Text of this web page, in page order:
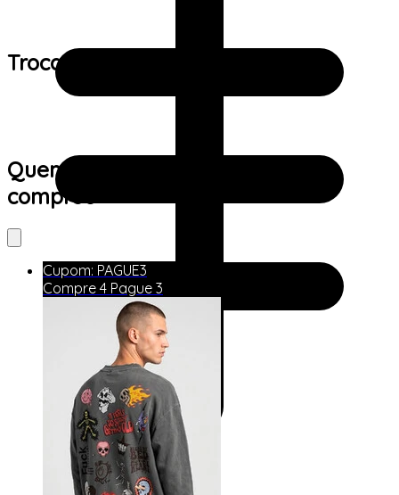
Trocas e devoluções:
Quem viu este produto também
comprou